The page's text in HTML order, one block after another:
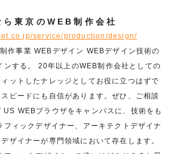
東京のWEB制作会社
service/production/design/
作事業 WEBデザイン WEBデザイン技術の
ンする。 20年以上のWEB制作会社としての
ットしたナレッジとしてお役に立つはずで
ピードにも自信があります。ぜひ、ご相談
US WEBブラウザをキャンパスに、技術をも
フィックデザイナー、アーキテクトデザイナ
ザイナーが専門領域において存在します。